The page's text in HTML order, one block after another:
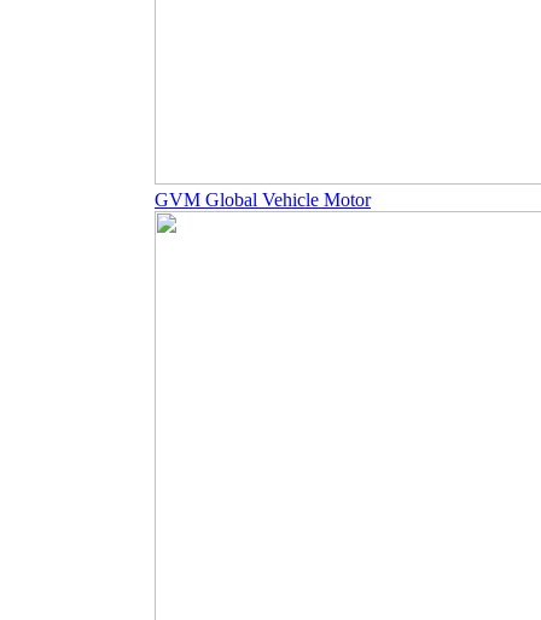
GVM Global Vehicle Motor